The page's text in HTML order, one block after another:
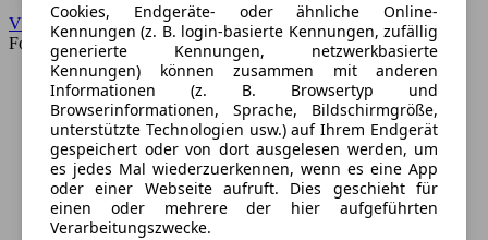
VW
Forum
Cookies, Endgeräte- oder ähnliche Online-
Kennungen (z. B. login-basierte Kennungen, zufällig
generierte Kennungen, netzwerkbasierte
Kennungen) können zusammen mit anderen
Informationen (z. B. Browsertyp und
Browserinformationen, Sprache, Bildschirmgröße,
unterstützte Technologien usw.) auf Ihrem Endgerät
gespeichert oder von dort ausgelesen werden, um
es jedes Mal wiederzuerkennen, wenn es eine App
oder einer Webseite aufruft. Dies geschieht für
einen oder mehrere der hier aufgeführten
Verarbeitungszwecke.